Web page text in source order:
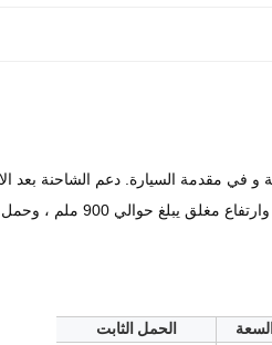
و في مقدمة السيارة. دعم الشاحنة
الحمل الثابت